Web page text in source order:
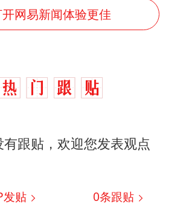
网易新闻体验更佳
有跟贴，欢迎您发表观点
发贴 0条跟贴